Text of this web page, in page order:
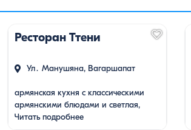
Ресторан Ттени
Ул․ Манушяна, Вагаршапат
армянская кухня с классическими
армянскими блюдами и светлая,
уютная обстановка.
Читать подробнее